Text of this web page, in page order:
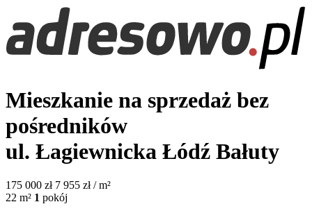
Mieszkanie na sprzedaż bez
pośredników
ul. Łagiewnicka Łódź Bałuty
175 000 zł 7 955 zł / m²
22 m² 1 pokój